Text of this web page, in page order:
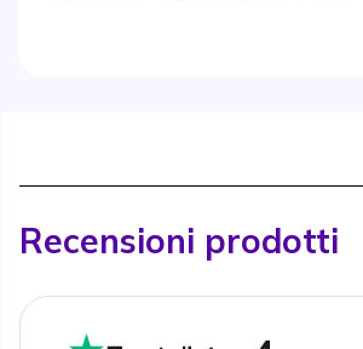
Recensioni prodotti